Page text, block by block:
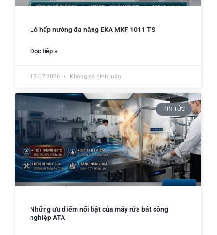
Lò hấp nướng đa năng EKA MKF 1011 TS
Đọc tiếp »
17.07.2026 Không có bình luận
TIN TỨC
Những ưu điểm nổi bật của máy rửa bát công
nghiệp ATA